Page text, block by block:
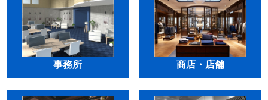
事務所 商店・店舗